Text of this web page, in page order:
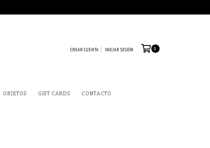
CREAR CUENTA INICIAR SESIÓN 0
OBJETOS GIFT CARDS CONTACTO